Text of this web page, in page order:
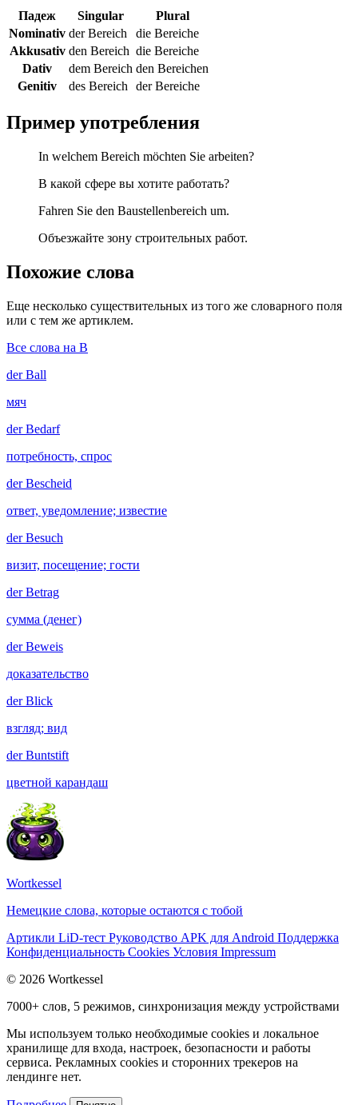
Падеж Singular
Plural
Nominativ der Bereich
die Bereiche
Akkusativ den Bereich die Bereiche
Dativ
dem Bereich den Bereichen
Genitiv
des Bereich der Bereiche
Пример употребления
In welchem Bereich möchten Sie arbeiten?
В какой сфере вы хотите работать?
Fahren Sie den Baustellenbereich um.
Объезжайте зону строительных работ.
Похожие слова
Еще несколько существительных из того же словарного поля
или с тем же артиклем.
Все слова на B
derBall
мяч
derBedarf
потребность, спрос
derBescheid
ответ, уведомление; известие
derBesuch
визит, посещение; гости
derBetrag
сумма (денег)
derBeweis
доказательство
derBlick
взгляд; вид
derBuntstift
цветной карандаш
Wortkessel
Немецкие слова, которые остаются с тобой
Артикли LiD-тест Руководство APK для Android Поддержка
Конфиденциальность Cookies Условия Impressum
© 2026 Wortkessel
7000+ слов, 5 режимов, синхронизация между устройствами
Мы используем только необходимые cookies и локальное
хранилище для входа, настроек, безопасности и работы
сервиса. Рекламных cookies и сторонних трекеров на
лендинге нет.